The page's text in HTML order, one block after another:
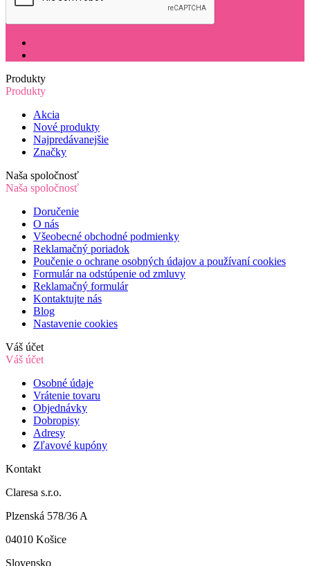
Produkty
Produkty
Akcia
Nové produkty
Najpredávanejšie
Značky
Naša spoločnosť
Naša spoločnosť
Doručenie
O nás
Všeobecné obchodné podmienky
Reklamačný poriadok
Poučenie o ochrane osobných údajov a používaní cookies
Formulár na odstúpenie od zmluvy
Reklamačný formulár
Kontaktujte nás
Blog
Nastavenie cookies
Váš účet
Váš účet
Osobné údaje
Vrátenie tovaru
Objednávky
Dobropisy
Adresy
Zľavové kupóny
Kontakt
Claresa s.r.o.
Plzenská 578/36 A
04010 Košice
Slovensko